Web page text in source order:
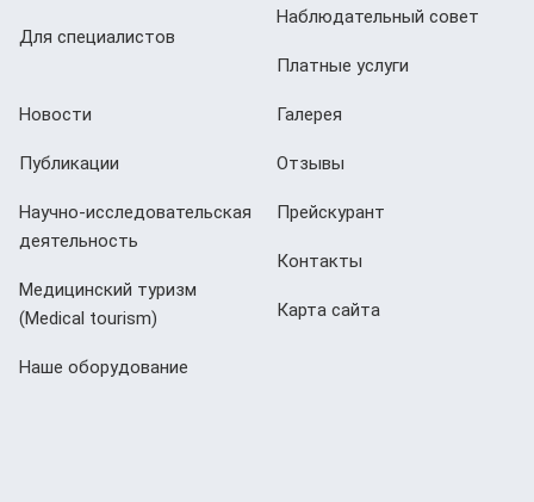
Для специалистов
Наблюдательный совет
Платные услуги
Новости
Публикации
Научно-исследовательская
деятельность
Медицинский туризм
(Мedical tourism)
Наше оборудование
Галерея
Отзывы
Прейскурант
Контакты
Карта сайта